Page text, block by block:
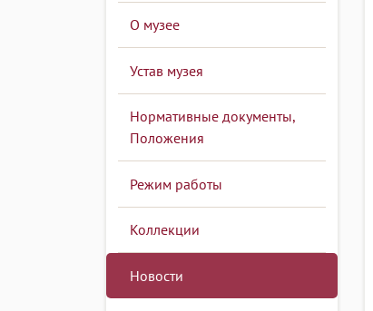
О музее
Устав музея
Нормативные документы,
Положения
Режим работы
Коллекции
Новости